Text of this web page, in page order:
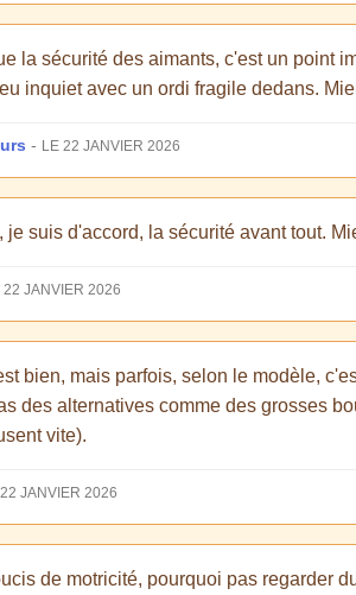
la sécurité des aimants, c'est un point
inquiet avec un ordi fragile dedans.
- LE 22 JANVIER 2026
je suis d'accord, la sécurité avant tout.
22 JANVIER 2026
bien, mais parfois, selon le modèle,
des alternatives comme des grosses
vite).
JANVIER 2026
de motricité, pourquoi pas regarder